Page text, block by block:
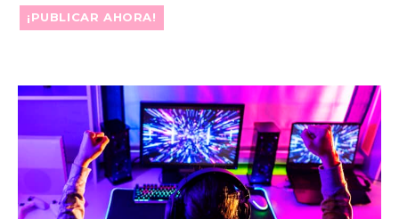
¡PUBLICAR AHORA!